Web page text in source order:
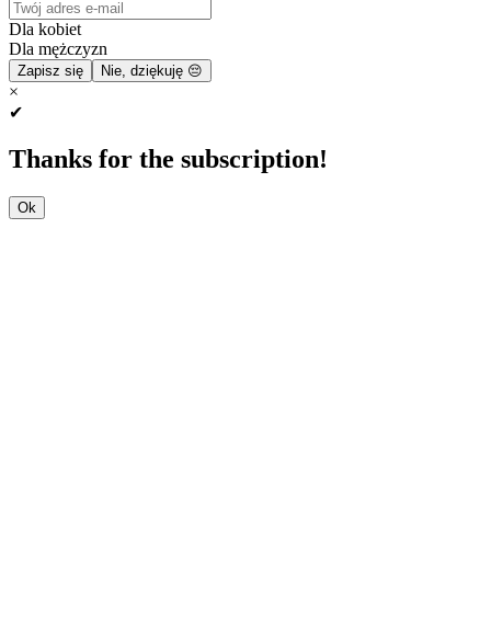
Dla kobiet
Dla mężczyzn
Zapisz się Nie, dziękuję 😔
×
✔
Thanks for the subscription!
Ok